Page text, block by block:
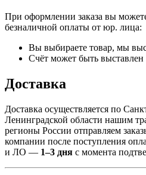
При оформлении заказа вы
безналичной оплаты от юр. лица:
Вы выбираете товар, мы
Счёт может быть выставлен
Доставка
Доставка осуществляется по
Ленинградской области нашим
регионы России отправляем
компании после поступления
и ЛО — 1–3 дня с момента